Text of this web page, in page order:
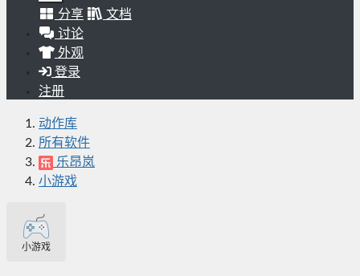
分享
文档
讨论
外观
登录
注册
动作库
所有软件
乐昂岚
小游戏
小游戏